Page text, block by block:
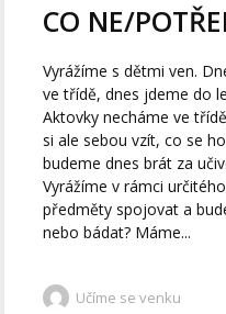
CO NE/
Vyrážíme s dětmi ven.
ve třídě, dnes jdeme do
Aktovky necháme ve
si ale sebou vzít, co se
budeme dnes brát za
Vyrážíme v rámci
předměty spojovat a
nebo bádat? Máme...
Učíme se venku